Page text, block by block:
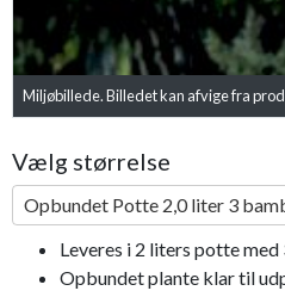
Miljøbillede. Billedet kan afvige fra
Vælg størrelse
Opbundet Potte 2,0 liter 3
Leveres i 2 liters potte
Opbundet plante klar til